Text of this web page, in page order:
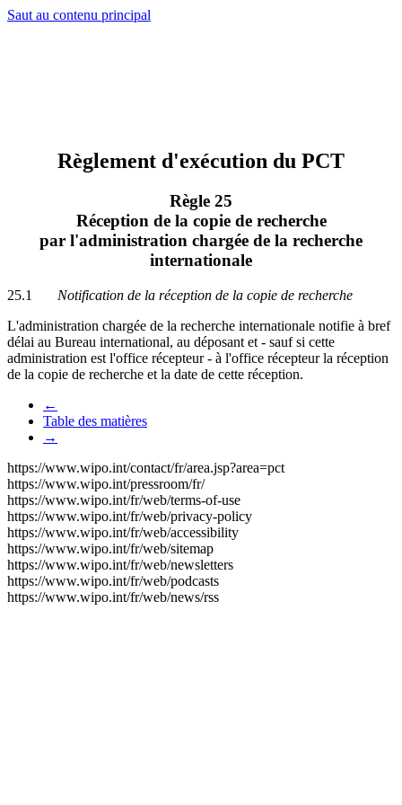
Saut au contenu principal
Règlement d'exécution du PCT
Règle 25
Réception de la copie de recherche
par l'administration chargée de la recherche
internationale
25.1 Notification de la réception de la copie de recherche
L'administration chargée de la recherche internationale notifie à bref
délai au Bureau international, au déposant et - sauf si cette
administration est l'office récepteur - à l'office récepteur la réception
de la copie de recherche et la date de cette réception.
←
Table des matières
→
https://www.wipo.int/contact/fr/area.jsp?area=pct
https://www.wipo.int/pressroom/fr/
https://www.wipo.int/fr/web/terms-of-use
https://www.wipo.int/fr/web/privacy-policy
https://www.wipo.int/fr/web/accessibility
https://www.wipo.int/fr/web/sitemap
https://www.wipo.int/fr/web/newsletters
https://www.wipo.int/fr/web/podcasts
https://www.wipo.int/fr/web/news/rss